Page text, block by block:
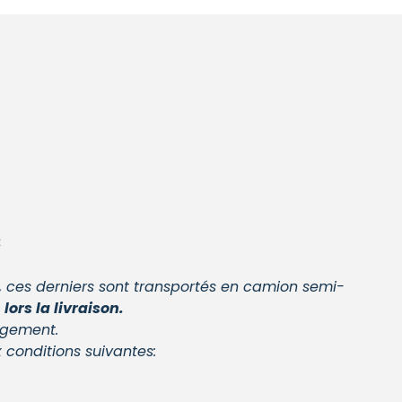
derniers sont transportés en camion semi-
la livraison.
suivantes: